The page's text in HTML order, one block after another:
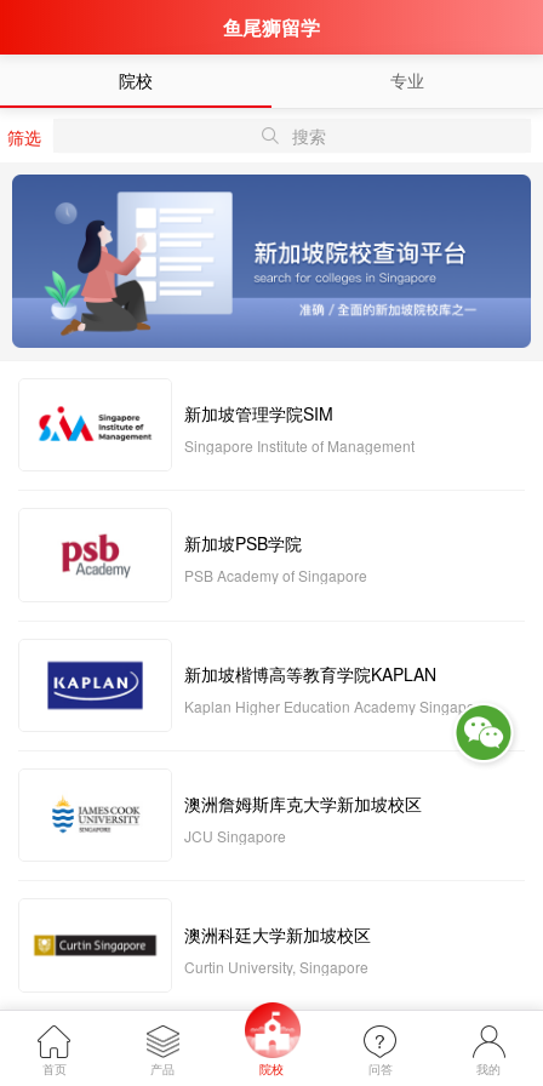
鱼尾狮留学
院校 专业
筛选 搜索
新加坡管理学院SIM
Singapore Institute of Management
新加坡PSB学院
PSB Academy of Singapore
新加坡楷博高等教育学院KAPLAN
Kaplan Higher Education Academy Singapore
澳洲詹姆斯库克大学新加坡校区
JCU Singapore
澳洲科廷大学新加坡校区
Curtin University, Singapore
新加坡管理发展学院MDIS
首页 产品 院校 问答 我的